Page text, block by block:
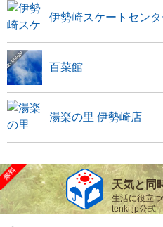
伊勢崎スケートセンタ
百菜館
湯楽の里 伊勢崎店
天気と同
生活に役立
tenki.jp公式